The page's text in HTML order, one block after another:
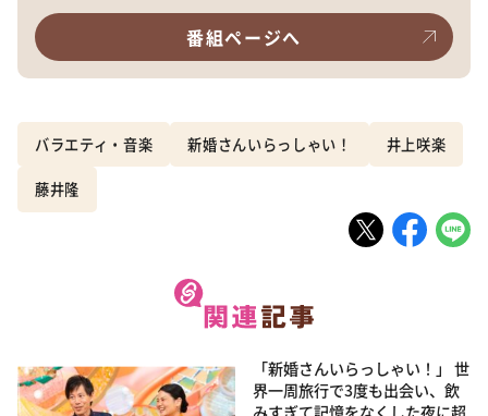
番組ページへ
バラエティ・音楽 新婚さんいらっしゃい！ 井上咲楽
藤井隆
「新婚さんいらっしゃい！」 世
界一周旅行で3度も出会い、飲
みすぎて記憶をなくした夜に超